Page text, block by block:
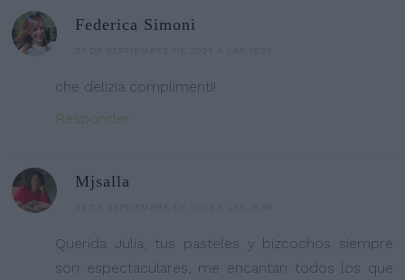
Federica Simoni
che delizia complimenti!
Responder
Mjsalla
Querida Julia, tus pasteles y bizcochos siempre
son espectaculares, me encantan todos los que